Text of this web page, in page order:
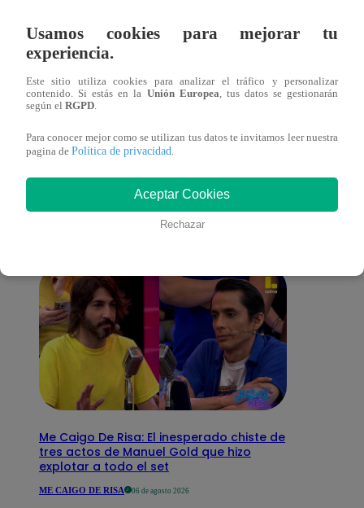
más unidas que nunca?
También te puede
interesar
Me Caigo De Risa: El inesperado chiste de
tres actos de Manuel Gold que hizo
explotar a todo el set
ME CAIGO DE RISA 06 de agosto 2026
Usamos cookies para mejorar tu
experiencia.
Este sitio utiliza cookies para analizar el tráfico y personalizar
contenido. Si estás en la Unión Europea , tus datos se gestionarán
según el RGPD
Para conocer mejor como se utilizan tus datos te invitamos leer nuestra
pagina de Política de privacidad
Aceptar Cookies
Rechazar